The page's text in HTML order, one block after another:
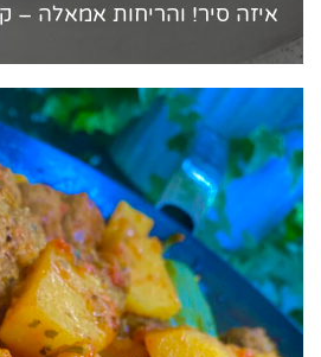
איזה סיר! והריחות אמאלה –